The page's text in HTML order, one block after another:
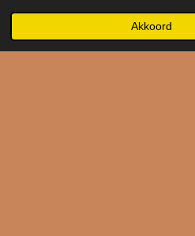
Akkoord
Telefoonnummer